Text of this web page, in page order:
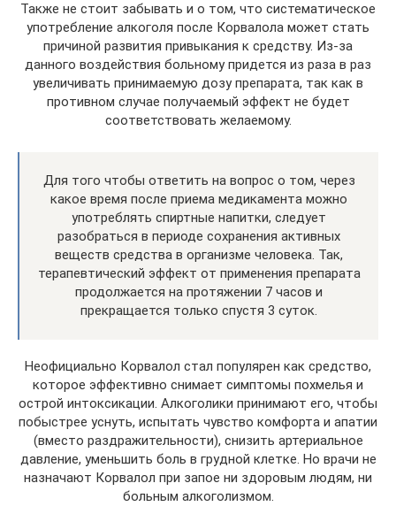
Также не стоит забывать и о том, что систематическое
употребление алкоголя после Корвалола может стать
причиной развития привыкания к средству. Из-за
данного воздействия больному придется из раза в раз
увеличивать принимаемую дозу препарата, так как в
противном случае получаемый эффект не будет
соответствовать желаемому.
Для того чтобы ответить на вопрос о том, через
какое время после приема медикамента можно
употреблять спиртные напитки, следует
разобраться в периоде сохранения активных
веществ средства в организме человека. Так,
терапевтический эффект от применения препарата
продолжается на протяжении 7 часов и
прекращается только спустя 3 суток.
Неофициально Корвалол стал популярен как средство,
которое эффективно снимает симптомы похмелья и
острой интоксикации. Алкоголики принимают его, чтобы
побыстрее уснуть, испытать чувство комфорта и апатии
(вместо раздражительности), снизить артериальное
давление, уменьшить боль в грудной клетке. Но врачи не
назначают Корвалол при запое ни здоровым людям, ни
больным алкоголизмом.